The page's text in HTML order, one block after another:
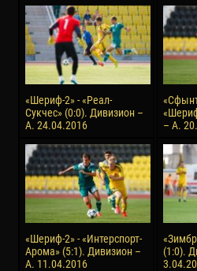
«Шериф-2» - «Реал-
Сукчес» (0:0). Дивизион –
А. 24.04.2016
– А.
«Шериф-2» - «Интерспорт-
Арома» (5:1). Дивизион –
А. 11.04.2016
(1:0).